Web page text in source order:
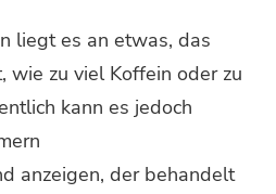
liegt es an etwas, das
wie zu viel Koffein oder zu
kann es jedoch
anzeigen, der behandelt